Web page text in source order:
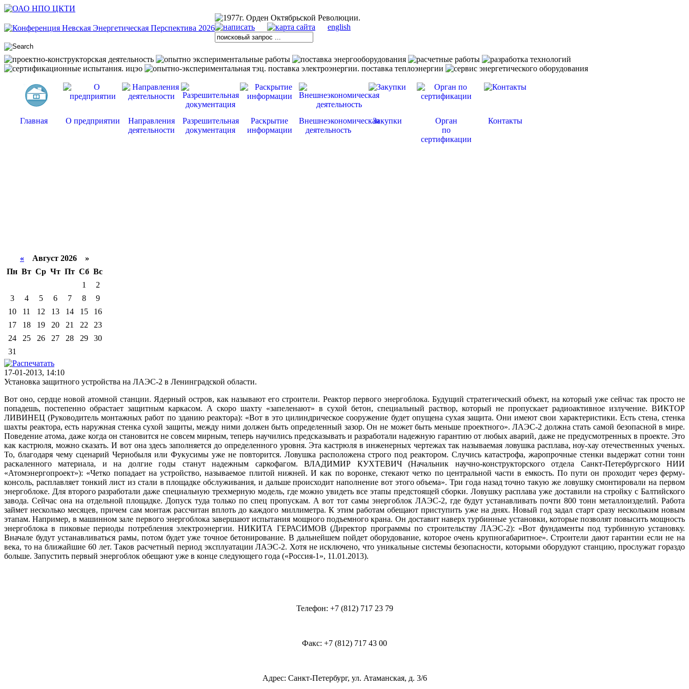
english
Главная О предприятии
Направления
деятельности
Разрешительная
документация
Раскрытие
информации
Внешнеэкономическая
деятельность
Закупки
Орган
по
сертификации
Контакты
« Август 2026 »
Пн Вт Ср Чт Пт Сб Вс
1
2
3
4 5 6 7 8
9
10
11 12 13 14 15
16
17
18 19 20 21 22
23
24
25 26 27 28 29
30
31
17-01-2013, 14:10
Установка защитного устройства на ЛАЭС-2 в Ленинградской области.
Вот оно, сердце новой атомной станции. Ядерный остров, как называют его строители. Реактор первого энергоблока. Будущий стратегический объект, на который уже сейчас так просто не
попадешь, постепенно обрастает защитным каркасом. А скоро шахту «запеленают» в сухой бетон, специальный раствор, который не пропускает радиоактивное излучение. ВИКТОР
ЛИВИНЕЦ (Руководитель монтажных работ по зданию реактора): «Вот в это цилиндрическое сооружение будет опущена сухая защита. Они имеют свои характеристики. Есть стена, стенка
шахты реактора, есть наружная стенка сухой защиты, между ними должен быть определенный зазор. Он не может быть меньше проектного». ЛАЭС-2 должна стать самой безопасной в мире.
Поведение атома, даже когда он становится не совсем мирным, теперь научились предсказывать и разработали надежную гарантию от любых аварий, даже не предусмотренных в проекте. Это
как кастрюля, можно сказать. И вот она здесь заполняется до определенного уровня. Эта кастрюля в инженерных чертежах так называемая ловушка расплава, ноу-хау отечественных ученых.
То, благодаря чему сценарий Чернобыля или Фукусимы уже не повторится. Ловушка расположена строго под реактором. Случись катастрофа, жаропрочные стенки выдержат сотни тонн
раскаленного материала, и на долгие годы станут надежным саркофагом. ВЛАДИМИР КУХТЕВИЧ (Начальник научно-конструкторского отдела Санкт-Петербургского НИИ
«Атомэнергопроект»): «Четко попадает на устройство, называемое плитой нижней. И как по воронке, стекают четко по центральной части в емкость. По пути он проходит через ферму-
консоль, расплавляет тонкий лист из стали в площадке обслуживания, и дальше происходит наполнение вот этого объема». Три года назад точно такую же ловушку смонтировали на первом
энергоблоке. Для второго разработали даже специальную трехмерную модель, где можно увидеть все этапы предстоящей сборки. Ловушку расплава уже доставили на стройку с Балтийского
завода. Сейчас она на отдельной площадке. Допуск туда только по спец пропускам. А вот тот самы энергоблок ЛАЭС-2, где будут устанавливать почти 800 тонн металлоизделий. Работа
займет несколько месяцев, причем сам монтаж рассчитан вплоть до каждого миллиметра. К этим работам обещают приступить уже на днях. Новый год задал старт сразу нескольким новым
этапам. Например, в машинном зале первого энергоблока завершают испытания мощного подъемного крана. Он доставит наверх турбинные установки, которые позволят повысить мощность
энергоблока в пиковые периоды потребления электроэнергии. НИКИТА ГЕРАСИМОВ (Директор программы по строительству ЛАЭС-2): «Вот фундаменты под турбинную установку.
Вначале будут устанавливаться рамы, потом будет уже точное бетонирование. В дальнейшем пойдет оборудование, которое очень крупногабаритное». Строители дают гарантии если не на
века, то на ближайшие 60 лет. Таков расчетный период эксплуатации ЛАЭС-2. Хотя не исключено, что уникальные системы безопасности, которыми оборудуют станцию, прослужат гораздо
больше. Запустить первый энергоблок обещают уже в конце следующего года («Россия-1», 11.01.2013).
Телефон: +7 (812) 717 23 79
Факс: +7 (812) 717 43 00
Адрес: Санкт-Петербург, ул. Атаманская, д. 3/6